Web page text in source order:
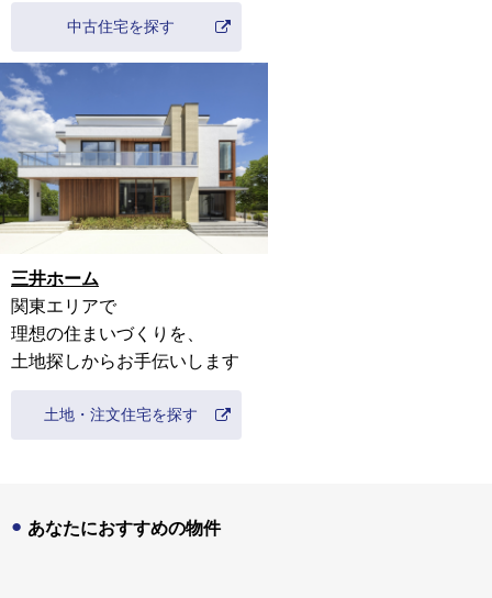
中古住宅を探す
三井ホーム
関東エリアで
理想の住まいづくりを、
土地探しからお手伝いします
土地・注文住宅を探す
あなたにおすすめの物件